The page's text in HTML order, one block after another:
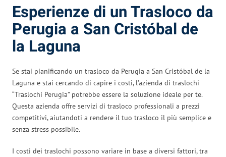
Esperienze di un Trasloco da
Perugia a San Cristóbal de
la Laguna
Se stai pianificando un trasloco da Perugia a San Cristóbal de la
Laguna e stai cercando di capire i costi, l’azienda di traslochi
“Traslochi Perugia” potrebbe essere la soluzione ideale per te.
Questa azienda offre servizi di trasloco professionali a prezzi
competitivi, aiutandoti a rendere il tuo trasloco il più semplice e
senza stress possibile.
I costi dei traslochi possono variare in base a diversi fattori, tra